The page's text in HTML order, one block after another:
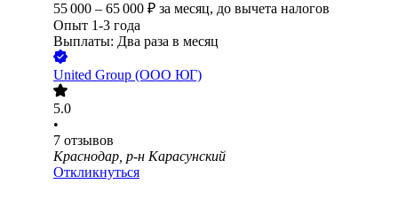
55 000 – 65 000 ₽ за месяц, до вычета налогов
Опыт 1-3 года
Выплаты: Два раза в месяц
United Group (ООО ЮГ)
5.0
•
7 отзывов
Краснодар, р-н Карасунский
Откликнуться